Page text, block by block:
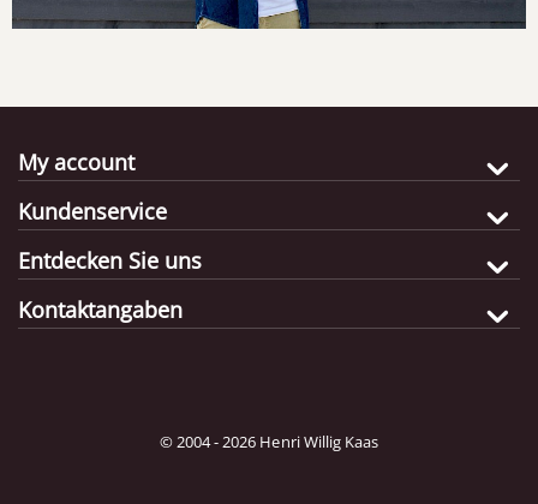
My account
Kundenservice
Entdecken Sie uns
Kontaktangaben
© 2004 - 2026 Henri Willig Kaas